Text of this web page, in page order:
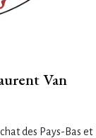
Van
des Pays-Bas et